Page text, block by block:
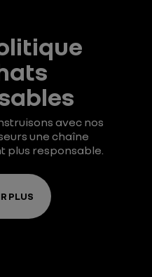
avec nos
une chaîne
plus responsable.
PLUS